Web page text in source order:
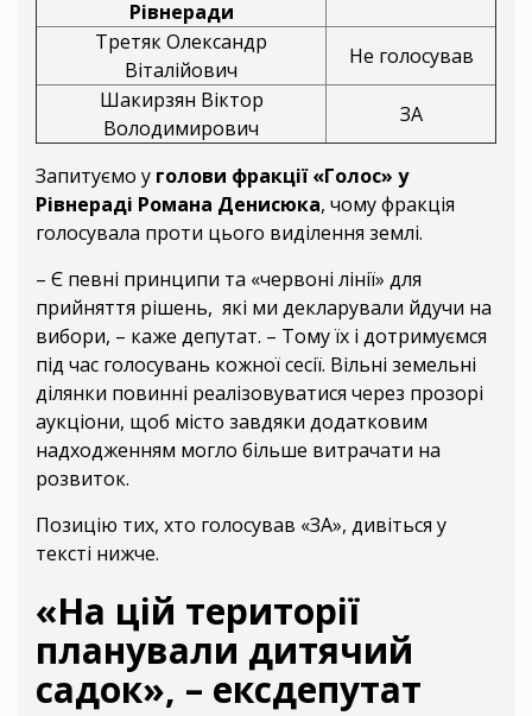
Рівнеради
Третяк Олександр
Віталійович
Не голосував
Шакирзян Віктор
Володимирович
ЗА
Запитуємо у голови фракції «Голос» у
Рівнераді Романа Денисюка, чому фракція
голосувала проти цього виділення землі.
– Є певні принципи та «червоні лінії» для
прийняття рішень, які ми декларували йдучи на
вибори, – каже депутат. – Тому їх і дотримуємся
під час голосувань кожної сесії. Вільні земельні
ділянки повинні реалізовуватися через прозорі
аукціони, щоб місто завдяки додатковим
надходженням могло більше витрачати на
розвиток.
Позицію тих, хто голосував «ЗА», дивіться у
тексті нижче.
«На цій території
планували дитячий
садок», – ексдепутат